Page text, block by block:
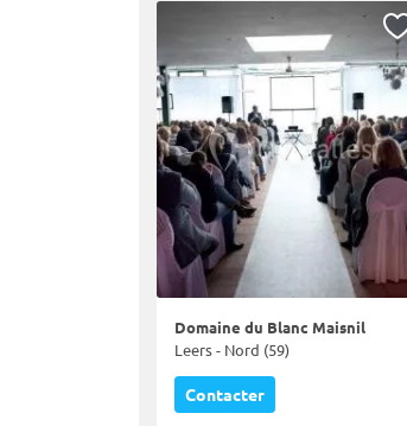
Domaine du Blanc Maisnil
Leers - Nord (59)
Contacter